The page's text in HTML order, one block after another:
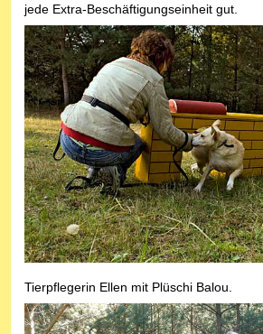
jede Extra-Beschäftigungseinheit gut.
Tierpflegerin Ellen mit Plüschi Balou.